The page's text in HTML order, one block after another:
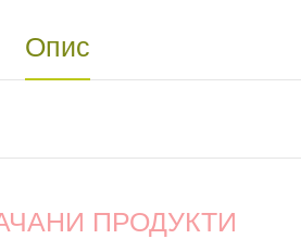
Опис
ПРОДУКТИ